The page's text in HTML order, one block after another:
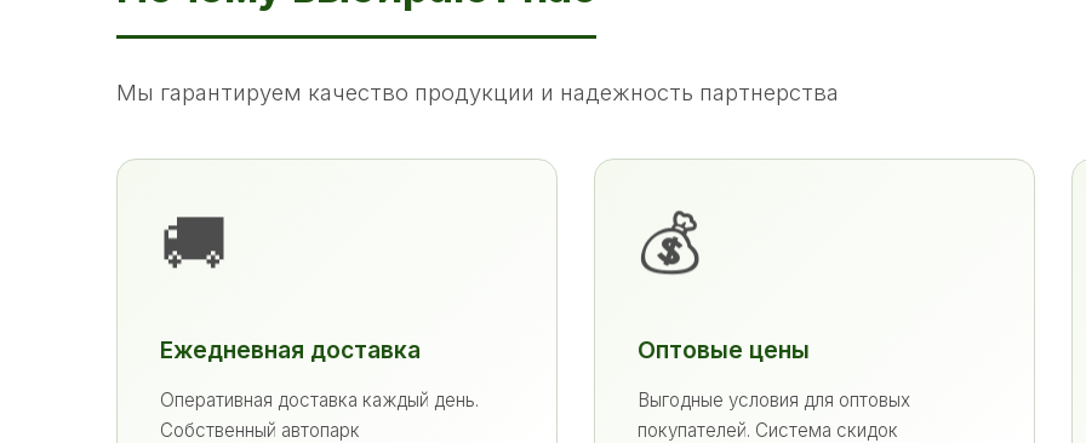
Мы гарантируем качество продукции и надежность партнерства
🚚
Ежедневная доставка
Оперативная доставка каждый день.
Собственный автопарк
💰
Оптовые цены
Выгодные условия для оптовых
покупателей. Система скидок